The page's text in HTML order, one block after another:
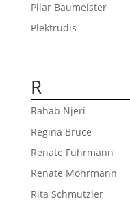
Pilar Baumeister
Plektrudis
R
Rahab Njeri
Regina Bruce
Renate Fuhrmann
Renate Möhrmann
Rita Schmutzler